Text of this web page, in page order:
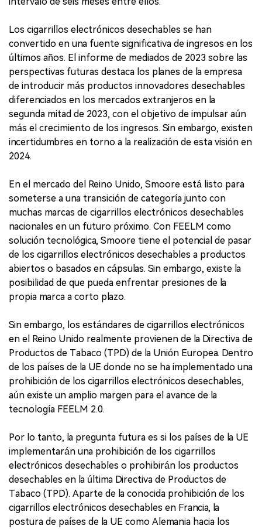
Los cigarrillos electrónicos desechables se han
convertido en una fuente significativa de ingresos en los
últimos años. El informe de mediados de 2023 sobre las
perspectivas futuras destaca los planes de la empresa
de introducir más productos innovadores desechables
diferenciados en los mercados extranjeros en la
segunda mitad de 2023, con el objetivo de impulsar aún
más el crecimiento de los ingresos. Sin embargo, existen
incertidumbres en torno a la realización de esta visión en
2024.
En el mercado del Reino Unido, Smoore está listo para
someterse a una transición de categoría junto con
muchas marcas de cigarrillos electrónicos desechables
nacionales en un futuro próximo. Con FEELM como
solución tecnológica, Smoore tiene el potencial de pasar
de los cigarrillos electrónicos desechables a productos
abiertos o basados en cápsulas. Sin embargo, existe la
posibilidad de que pueda enfrentar presiones de la
propia marca a corto plazo.
Sin embargo, los estándares de cigarrillos electrónicos
en el Reino Unido realmente provienen de la Directiva de
Productos de Tabaco (TPD) de la Unión Europea. Dentro
de los países de la UE donde no se ha implementado una
prohibición de los cigarrillos electrónicos desechables,
aún existe un amplio margen para el avance de la
tecnología FEELM 2.0.
Por lo tanto, la pregunta futura es si los países de la UE
implementarán una prohibición de los cigarrillos
electrónicos desechables o prohibirán los productos
desechables en la última Directiva de Productos de
Tabaco (TPD). Aparte de la conocida prohibición de los
cigarrillos electrónicos desechables en Francia, la
postura de países de la UE como Alemania hacia los